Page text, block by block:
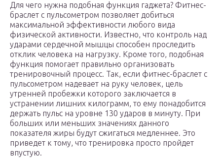
Для чего нужна подобная функция гаджета? Фитнес-
браслет с пульсометром позволяет добиться
максимальной эффективности любого вида
физической активности. Известно, что контроль над
ударами сердечной мышцы способен проследить
отклик человека на нагрузку. Кроме того, подобная
функция помогает правильно организовать
тренировочный процесс. Так, если фитнес-браслет с
пульсометром надевает на руку человек, цель
утренней пробежки которого заключается в
устранении лишних килограмм, то ему понадобится
держать пульс на уровне 130 ударов в минуту. При
больших или меньших значениях данного
показателя жиры будут сжигаться медленнее. Это
приведет к тому, что тренировка просто пройдет
впустую.